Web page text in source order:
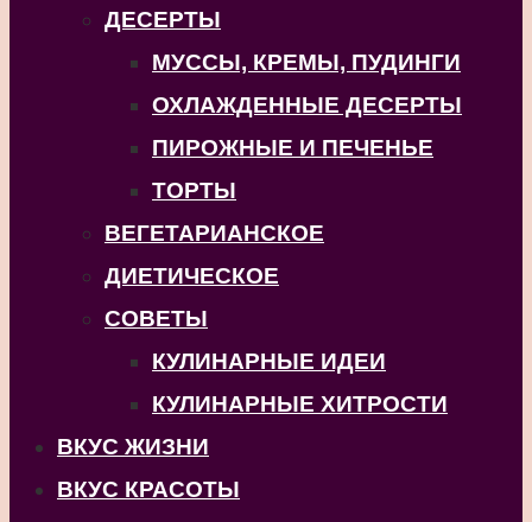
ДЕСЕРТЫ
МУССЫ, КРЕМЫ, ПУДИНГИ
ОХЛАЖДЕННЫЕ ДЕСЕРТЫ
ПИРОЖНЫЕ И ПЕЧЕНЬЕ
ТОРТЫ
ВЕГЕТАРИАНСКОЕ
ДИЕТИЧЕСКОЕ
СОВЕТЫ
КУЛИНАРНЫЕ ИДЕИ
КУЛИНАРНЫЕ ХИТРОСТИ
ВКУС ЖИЗНИ
ВКУС КРАСОТЫ